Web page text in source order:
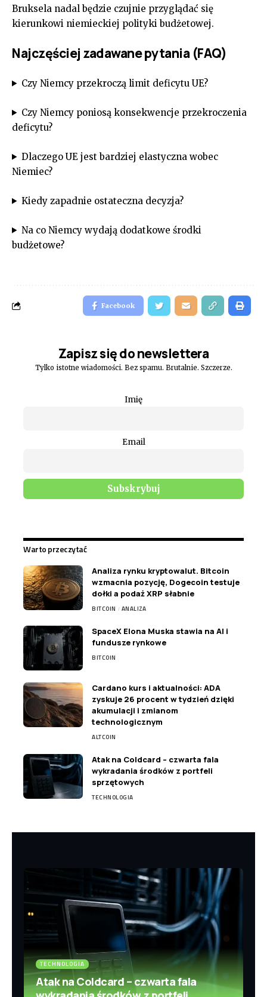
Bruksela nadal będzie czujnie przyglądać się
kierunkowi niemieckiej polityki budżetowej.
Najczęściej zadawane pytania (FAQ)
Czy Niemcy przekroczą limit deficytu UE?
Czy Niemcy poniosą konsekwencje przekroczenia
deficytu?
Dlaczego UE jest bardziej elastyczna wobec
Niemiec?
Kiedy zapadnie ostateczna decyzja?
Na co Niemcy wydają dodatkowe środki
budżetowe?
Facebook
Zapisz się do newslettera
Tylko istotne wiadomości. Bez spamu. Brutalnie. Szczerze.
Imię
Email
Warto przeczytać
Analiza rynku kryptowalut. Bitcoin
wzmacnia pozycję, Dogecoin testuje
dołki a podaż XRP słabnie
BITCOIN ANALIZA
SpaceX Elona Muska stawia na AI i
fundusze rynkowe
BITCOIN
Cardano kurs i aktualności: ADA
zyskuje 26 procent w tydzień dzięki
akumulacji i zmianom
technologicznym
ALTCOIN
Atak na Coldcard – czwarta fala
wykradania środków z portfeli
sprzętowych
TECHNOLOGIA
TECHNOLOGIA
Atak na Coldcard – czwarta fala